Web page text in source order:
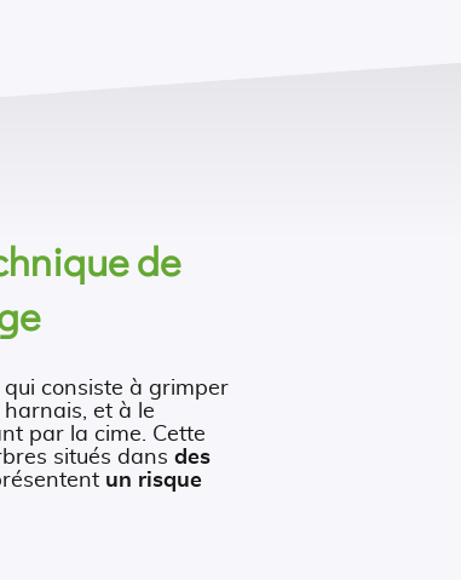
de
qui consiste à grimper
et à le
par la cime. Cette
situés dans des
un risque